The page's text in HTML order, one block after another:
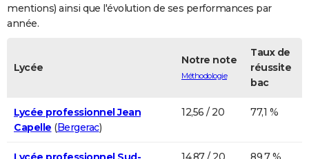
mentions) ainsi que l'évolution de ses performances par
année.
Lycée
Notre note
Méthodologie
Taux de
réussite
bac
Lycée professionnel Jean
Capelle (Bergerac)
12,56 / 20 77,1 %